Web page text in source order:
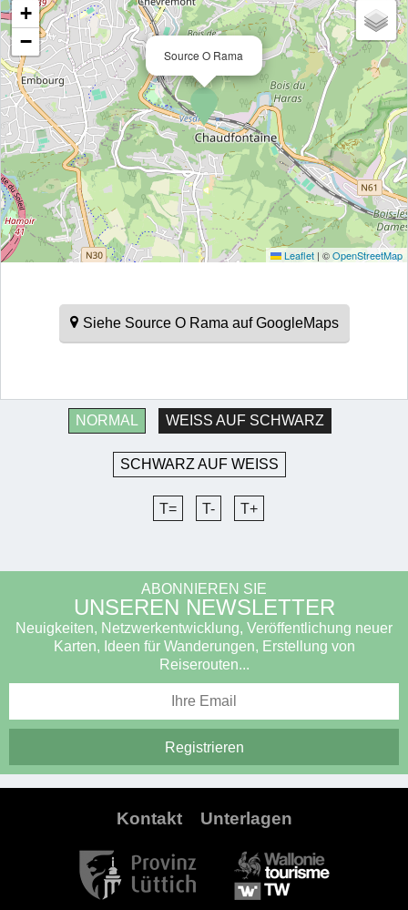
Source O Rama
+
−
Leaflet | ©OpenStreetMap
Siehe Source O Rama auf GoogleMaps
NORMAL WEISS AUF SCHWARZ
SCHWARZ AUF WEISS
T= T- T+
ABONNIEREN SIE
UNSEREN NEWSLETTER
Neuigkeiten, Netzwerkentwicklung, Veröffentlichung neuer
Karten, Ideen für Wanderungen, Erstellung von
Reiserouten...
Kontakt Unterlagen